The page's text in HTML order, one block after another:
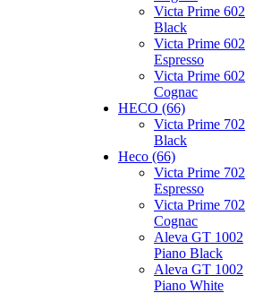
Victa Prime 602
Black
Victa Prime 602
Espresso
Victa Prime 602
Cognac
HECO (66)
Victa Prime 702
Black
Heco (66)
Victa Prime 702
Espresso
Victa Prime 702
Cognac
Aleva GT 1002
Piano Black
Aleva GT 1002
Piano White